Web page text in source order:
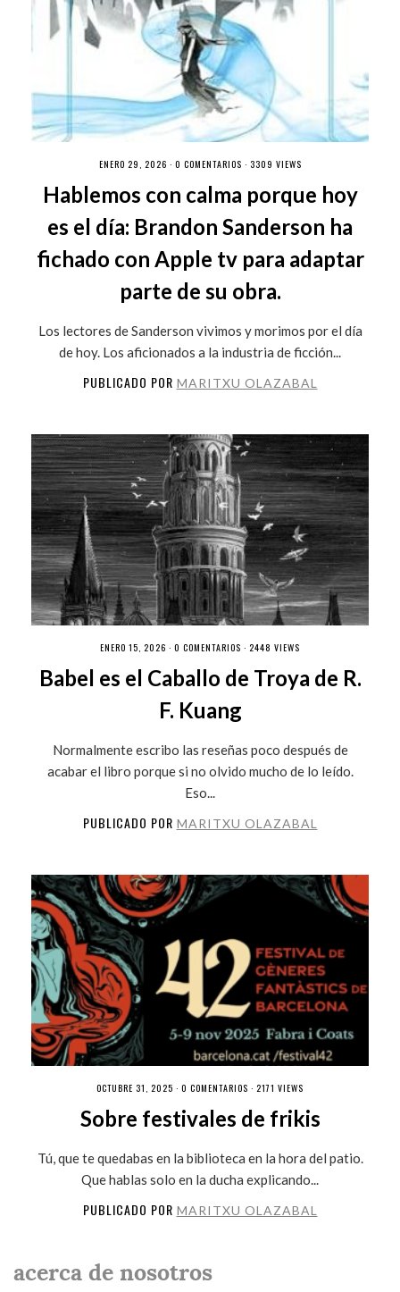
ENERO 29, 2026 · 0 COMENTARIOS · 3309 VIEWS
Hablemos con calma porque hoy
es el día: Brandon Sanderson ha
fichado con Apple tv para adaptar
parte de su obra.
Los lectores de Sanderson vivimos y morimos por el día
de hoy. Los aficionados a la industria de ficción...
PUBLICADO POR MARITXU OLAZABAL
ENERO 15, 2026 · 0 COMENTARIOS · 2448 VIEWS
Babel es el Caballo de Troya de R.
F. Kuang
Normalmente escribo las reseñas poco después de
acabar el libro porque si no olvido mucho de lo leído.
Eso...
PUBLICADO POR MARITXU OLAZABAL
OCTUBRE 31, 2025 · 0 COMENTARIOS · 2171 VIEWS
Sobre festivales de frikis
Tú, que te quedabas en la biblioteca en la hora del patio.
Que hablas solo en la ducha explicando...
PUBLICADO POR MARITXU OLAZABAL
acerca de nosotros